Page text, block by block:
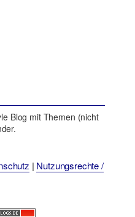
Blog mit Themen (nicht
| Nutzungsrechte /